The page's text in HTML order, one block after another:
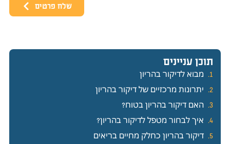
שלח פרטים
תוכן עניינים
מבוא לדיקור בהריון
יתרונות מרכזיים של דיקור בהריון
האם דיקור בהריון בטוח?
איך לבחור מטפל לדיקור בהריון?
דיקור בהריון כחלק מחיים בריאים